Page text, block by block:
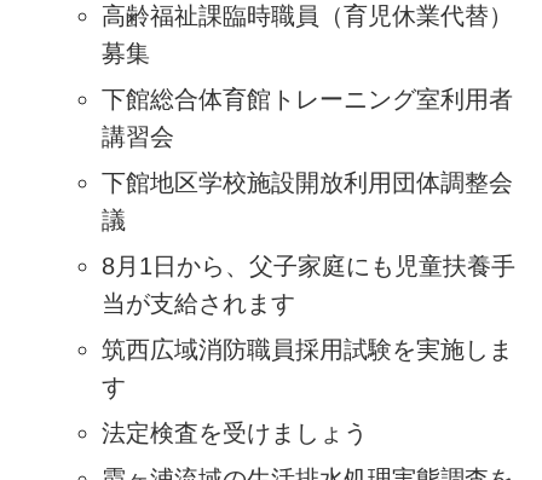
高齢福祉課臨時職員（育児休業代替）
募集
下館総合体育館トレーニング室利用者
講習会
下館地区学校施設開放利用団体調整会
議
8月1日から、父子家庭にも児童扶養手
当が支給されます
筑西広域消防職員採用試験を実施しま
す
法定検査を受けましょう